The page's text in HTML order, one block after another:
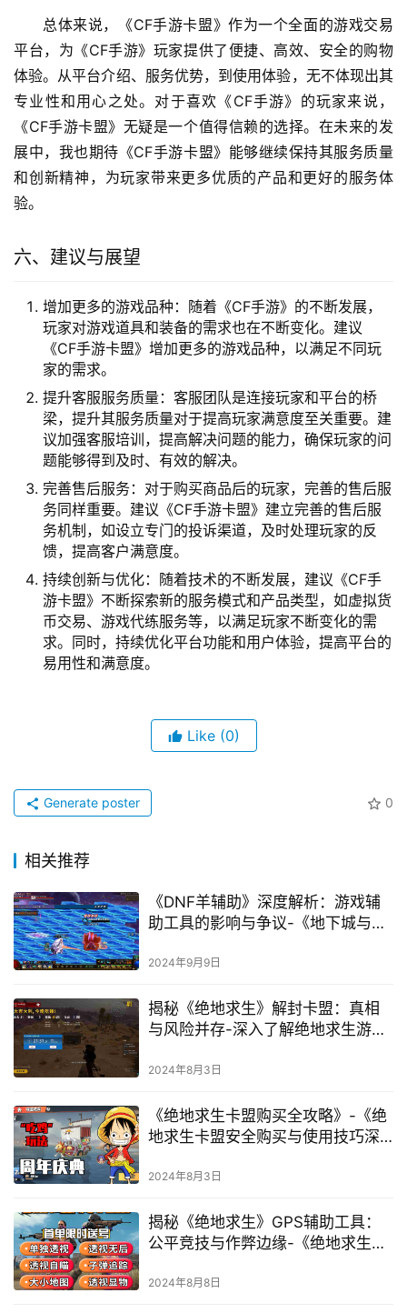
总体来说，《CF手游卡盟》作为一个全面的游戏交易
平台，为《CF手游》玩家提供了便捷、高效、安全的购物
体验。从平台介绍、服务优势，到使用体验，无不体现出其
专业性和用心之处。对于喜欢《CF手游》的玩家来说，
《CF手游卡盟》无疑是一个值得信赖的选择。在未来的发
展中，我也期待《CF手游卡盟》能够继续保持其服务质量
和创新精神，为玩家带来更多优质的产品和更好的服务体
验。
六、建议与展望
增加更多的游戏品种：随着《CF手游》的不断发展，
玩家对游戏道具和装备的需求也在不断变化。建议
《CF手游卡盟》增加更多的游戏品种，以满足不同玩
家的需求。
提升客服服务质量：客服团队是连接玩家和平台的桥
梁，提升其服务质量对于提高玩家满意度至关重要。建
议加强客服培训，提高解决问题的能力，确保玩家的问
题能够得到及时、有效的解决。
完善售后服务：对于购买商品后的玩家，完善的售后服
务同样重要。建议《CF手游卡盟》建立完善的售后服
务机制，如设立专门的投诉渠道，及时处理玩家的反
馈，提高客户满意度。
持续创新与优化：随着技术的不断发展，建议《CF手
游卡盟》不断探索新的服务模式和产品类型，如虚拟货
币交易、游戏代练服务等，以满足玩家不断变化的需
求。同时，持续优化平台功能和用户体验，提高平台的
易用性和满意度。
Like (0)
0
Generate poster
相关推荐
《DNF羊辅助》深度解析：游戏辅
助工具的影响与争议-《地下城与勇
是破坏游戏平衡？
2024年9月9日
揭秘《绝地求生》解封卡盟：真相
与风险并存-深入了解绝地求生游戏
2024年8月3日
《绝地求生卡盟购买全攻略》-《绝
地求生卡盟安全购买与使用技巧深
2024年8月3日
揭秘《绝地求生》GPS辅助工具：
公平竞技与作弊边缘-《绝地求生》
性分析
2024年8月8日